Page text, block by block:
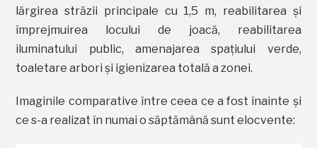
lărgirea străzii principale cu 1,5 m, reabilitarea și
împrejmuirea locului de joacă, reabilitarea
iluminatului public, amenajarea spațiului verde,
toaletare arbori și igienizarea totală a zonei.
Imaginile comparative între ceea ce a fost înainte și
ce s-a realizat în numai o săptămână sunt elocvente: